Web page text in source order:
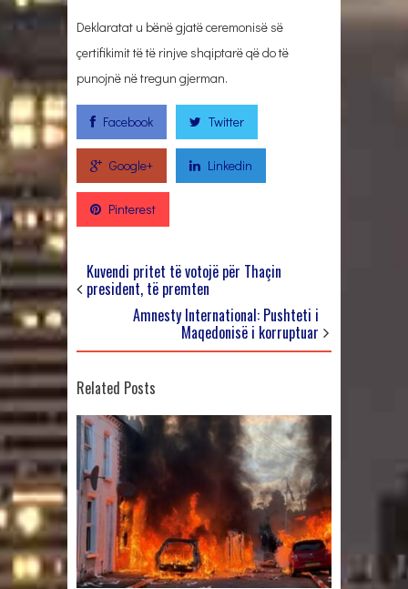
Deklaratat u bënë gjatë ceremonisë së
çertifikimit të të rinjve shqiptarë që do të
punojnë në tregun gjerman.
Facebook Twitter
Google+ Linkedin
Pinterest
Kuvendi pritet të votojë për Thaçin
president, të premten
Amnesty International: Pushteti i
Maqedonisë i korruptuar
Related Posts